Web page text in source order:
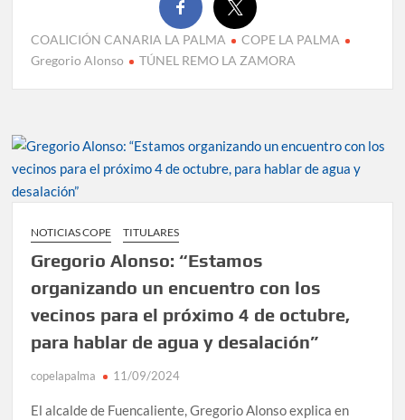
COALICIÓN CANARIA LA PALMA
COPE LA PALMA
Gregorio Alonso
TÚNEL REMO LA ZAMORA
NOTICIAS COPE TITULARES
Gregorio Alonso: “Estamos
organizando un encuentro con los
vecinos para el próximo 4 de octubre,
para hablar de agua y desalación”
copelapalma 11/09/2024
El alcalde de Fuencaliente, Gregorio Alonso explica en